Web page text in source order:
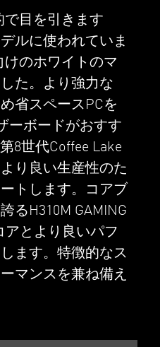
目を引きます
ルに使われていま
けのホワイトのマ
た。より強力な
省スペースPCを
ーボードがおすす
8世代Coffee Lake
り良い生産性のた
トします。コアブ
るH310M GAMING
アとより良いパフ
ます。特徴的なス
マンスを兼ね備え